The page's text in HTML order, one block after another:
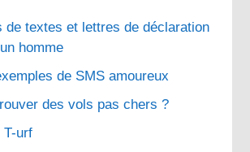
de textes et lettres de déclaration
homme
de SMS amoureux
des vols pas chers ?
T-urf